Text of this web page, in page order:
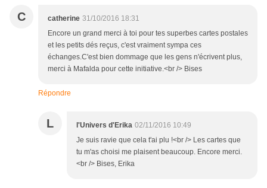
C catherine 31/10/2016 18:31
Encore un grand merci à toi pour tes superbes cartes postales
et les petits dés reçus, c'est vraiment sympa ces
échanges.C'est bien dommage que les gens n'écrivent plus,
merci à Mafalda pour cette initiative.<br /> Bises
Répondre
L l'Univers d'Erika 02/11/2016 10:49
Je suis ravie que cela t'ai plu !<br /> Les cartes que
tu m'as choisi me plaisent beaucoup. Encore merci.
<br /> Bises, Erika